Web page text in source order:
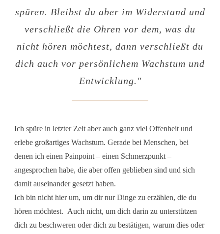
spüren. Bleibst du aber im Widerstand und
verschließt die Ohren vor dem, was du
nicht hören möchtest, dann verschließt du
dich auch vor persönlichem Wachstum und
Entwicklung."
Ich spüre in letzter Zeit aber auch ganz viel Offenheit und
erlebe großartiges Wachstum. Gerade bei Menschen, bei
denen ich einen Painpoint – einen Schmerzpunkt –
angesprochen habe, die aber offen geblieben sind und sich
damit auseinander gesetzt haben.
Ich bin nicht hier um, um dir nur Dinge zu erzählen, die du
hören möchtest. Auch nicht, um dich darin zu unterstützen
dich zu beschweren oder dich zu bestätigen, warum dies oder